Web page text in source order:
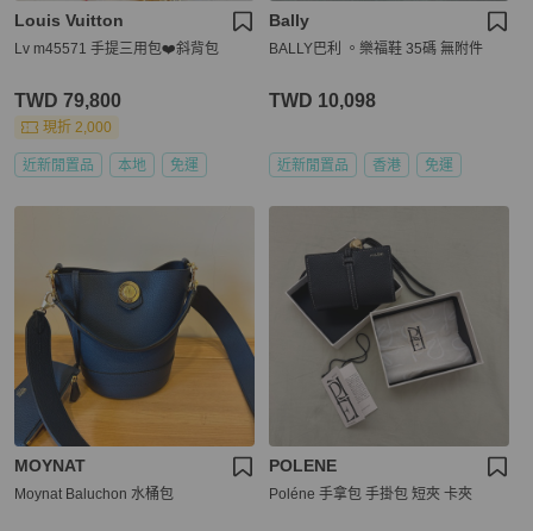
Louis Vuitton
Lv m45571 手提三用包❤️斜背包
TWD 79,800
現折 2,000
近新閒置品 本地 免運
Bally
BALLY巴利 。樂福鞋 35碼 無附件
TWD 10,098
近新閒置品 香港 免運
MOYNAT
Moynat Baluchon 水桶包
POLENE
Poléne 手拿包 手掛包 短夾 卡夾